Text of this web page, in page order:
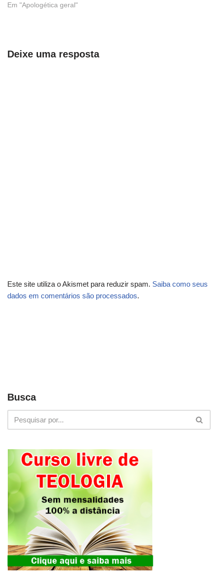
Em "Apologética geral"
Deixe uma resposta
Este site utiliza o Akismet para reduzir spam. Saiba como seus
dados em comentários são processados.
Busca